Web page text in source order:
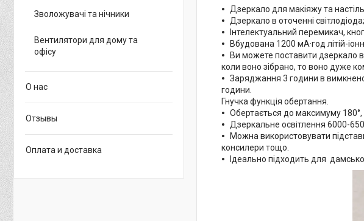
Дзеркало для макіяжу та
Дзеркало в оточенні світлодіода;
Інтелектуальний перемикач,
Вбудована 1200 мА·год літій-
Ви можете поставити дзеркало
коли воно зібрано, то воно дуже
Заряджання 3 години в
години.
Гнучка функція обертання.
Обертається до максимуму
Дзеркальне освітлення 6000-
Можна використовувати
консилери тощо.
Ідеально підходить для
Зволожувачі та нічники
Вентилятори для дому та
офісу
О нас
Отзывы
Оплата и доставка